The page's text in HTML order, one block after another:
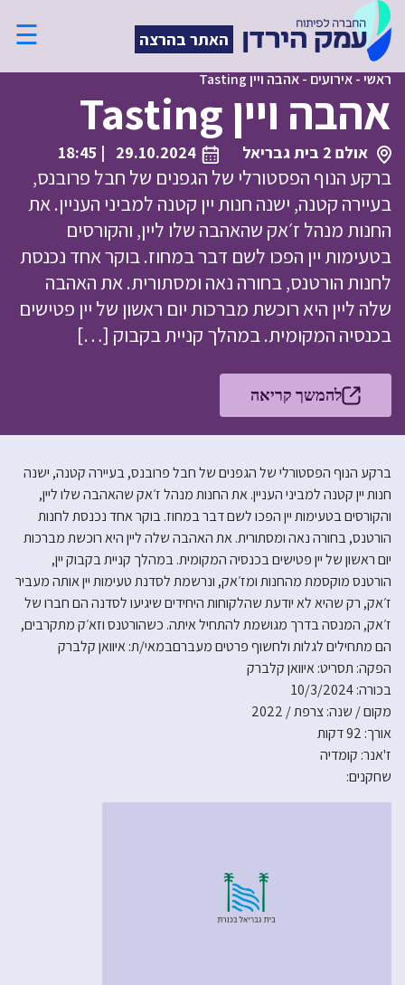
האתר בהרצה ☰
ראשי-אירועים -אהבה ויין Tasting
אהבה ויין Tasting
אולם 2 בית גבריאל 29.10.2024
| 18:45
ברקע הנוף הפסטורלי של הגפנים של חבל פרובנס,
בעיירה קטנה, ישנה חנות יין קטנה למביני העניין. את
החנות מנהל ז׳אק שהאהבה שלו ליין, והקורסים
בטעימות יין הפכו לשם דבר במחוז. בוקר אחד נכנסת
לחנות הורטנס, בחורה נאה ומסתורית. את האהבה
שלה ליין היא רוכשת מברכות יום ראשון של יין פטישים
בכנסיה המקומית. במהלך קניית בקבוק […]
להמשך קריאה
ברקע הנוף הפסטורלי של הגפנים של חבל פרובנס, בעיירה קטנה, ישנה
חנות יין קטנה למביני העניין. את החנות מנהל ז׳אק שהאהבה שלו ליין,
והקורסים בטעימות יין הפכו לשם דבר במחוז. בוקר אחד נכנסת לחנות
הורטנס, בחורה נאה ומסתורית. את האהבה שלה ליין היא רוכשת מברכות
יום ראשון של יין פטישים בכנסיה המקומית. במהלך קניית בקבוק יין,
הורטנס מוקסמת מהחנות ומז׳אק, ונרשמת לסדנת טעימות יין אותה מעביר
ז׳אק, רק שהיא לא יודעת שהלקוחות היחידים שיגיעו לסדנה הם חברו של
ז׳אק, המנסה בדרך מגושמת להתחיל איתה. כשהורטנס וזא׳ק מתקרבים,
הם מתחילים לגלות ולחשוף פרטים מעברםבמאי/ת: איוואן קלברק
הפקה: תסריט: איוואן קלברק
בכורה: 10/3/2024
מקום / שנה: צרפת / 2022
אורך: 92 דקות
ז'אנר: קומדיה
שחקנים: